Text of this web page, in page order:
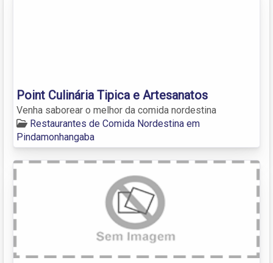
Point Culinária Tipica e Artesanatos
Venha saborear o melhor da comida nordestina
Restaurantes de Comida Nordestina em
Pindamonhangaba